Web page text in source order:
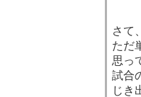
さて
ただ
思っ
試合
じき